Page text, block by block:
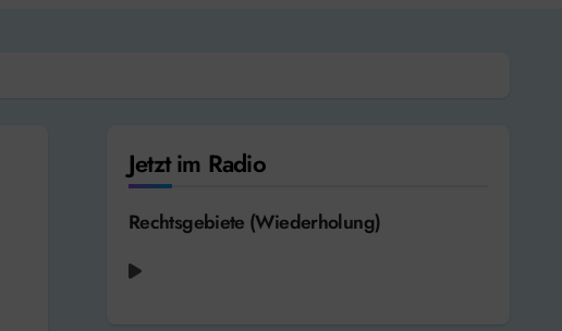
Jetzt im Radio
Rechtsgebiete (Wiederholung)